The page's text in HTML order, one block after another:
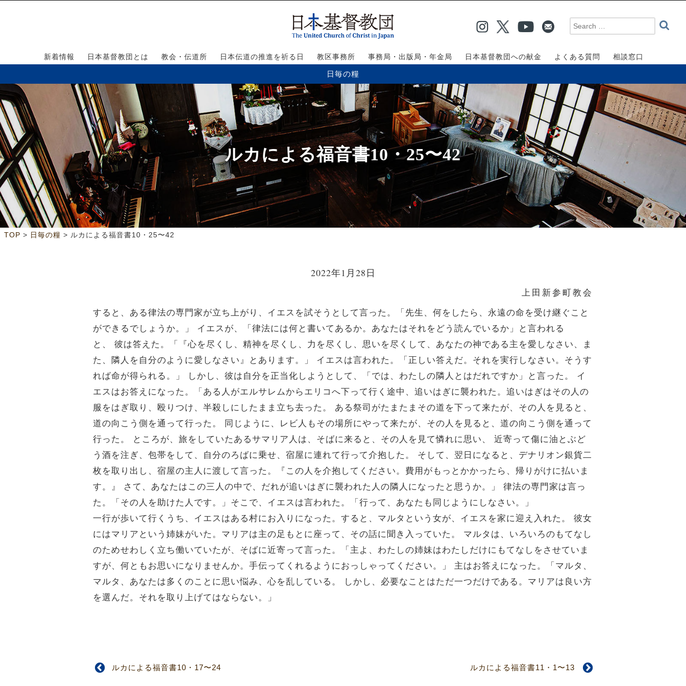
新着情報 日本基督教団とは 教会・伝道所 日本伝道の推進を祈る日 教区事務所 事務局・出版局・年金局 日本基督教団への献金 よくある質問 相談窓口
日毎の糧
ルカによる福音書10・25〜42
TOP > 日毎の糧 > ルカによる福音書10・25〜42
2022年1月28日
上田新参町教会
すると、ある律法の専門家が立ち上がり、イエスを試そうとして言った。「先生、何をしたら、永遠の命を受け継ぐこと
ができるでしょうか。」
イエスが、「律法には何と書いてあるか。あなたはそれをどう読んでいるか」と言われる
と、
彼は答えた。「『心を尽くし、精神を尽くし、力を尽くし、思いを尽くして、あなたの神である主を愛しなさい、ま
た、隣人を自分のように愛しなさい』とあります。」
イエスは言われた。「正しい答えだ。それを実行しなさい。そうす
れば命が得られる。」
しかし、彼は自分を正当化しようとして、「では、わたしの隣人とはだれですか」と言った。
イ
エスはお答えになった。「ある人がエルサレムからエリコへ下って行く途中、追いはぎに襲われた。追いはぎはその人の
服をはぎ取り、殴りつけ、半殺しにしたまま立ち去った。
ある祭司がたまたまその道を下って来たが、その人を見ると、
道の向こう側を通って行った。
同じように、レビ人もその場所にやって来たが、その人を見ると、道の向こう側を通って
行った。
ところが、旅をしていたあるサマリア人は、そばに来ると、その人を見て憐れに思い、
近寄って傷に油とぶど
う酒を注ぎ、包帯をして、自分のろばに乗せ、宿屋に連れて行って介抱した。
そして、翌日になると、デナリオン銀貨二
枚を取り出し、宿屋の主人に渡して言った。『この人を介抱してください。費用がもっとかかったら、帰りがけに払いま
す。』
さて、あなたはこの三人の中で、だれが追いはぎに襲われた人の隣人になったと思うか。」
律法の専門家は言っ
た。「その人を助けた人です。」そこで、イエスは言われた。「行って、あなたも同じようにしなさい。」
一行が歩いて行くうち、イエスはある村にお入りになった。すると、マルタという女が、イエスを家に迎え入れた。
彼女
にはマリアという姉妹がいた。マリアは主の足もとに座って、その話に聞き入っていた。
マルタは、いろいろのもてなし
のためせわしく立ち働いていたが、そばに近寄って言った。「主よ、わたしの姉妹はわたしだけにもてなしをさせていま
すが、何ともお思いになりませんか。手伝ってくれるようにおっしゃってください。」
主はお答えになった。「マルタ、
マルタ、あなたは多くのことに思い悩み、心を乱している。
しかし、必要なことはただ一つだけである。マリアは良い方
を選んだ。それを取り上げてはならない。」
ルカによる福音書10・17〜24 ルカによる福音書11・1〜13